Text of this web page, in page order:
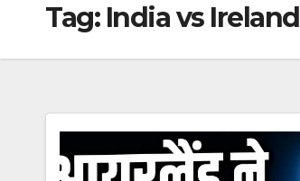
Tag: India vs Ireland